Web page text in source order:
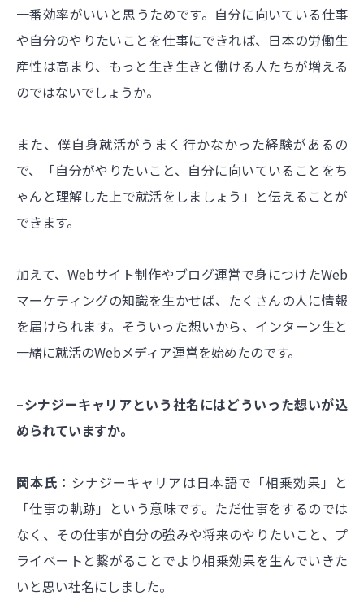
一番効率がいいと思うためです。自分に向いている仕事
や自分のやりたいことを仕事にできれば、日本の労働生
産性は高まり、もっと生き生きと働ける人たちが増える
のではないでしょうか。
また、僕自身就活がうまく行かなかった経験があるの
で、「自分がやりたいこと、自分に向いていることをち
ゃんと理解した上で就活をしましょう」と伝えることが
できます。
加えて、Webサイト制作やブログ運営で身につけたWeb
マーケティングの知識を生かせば、たくさんの人に情報
を届けられます。そういった想いから、インターン生と
一緒に就活のWebメディア運営を始めたのです。
–シナジーキャリアという社名にはどういった想いが込
められていますか。
岡本氏： シナジーキャリアは日本語で「相乗効果」と
「仕事の軌跡」という意味です。ただ仕事をするのでは
なく、その仕事が自分の強みや将来のやりたいこと、プ
ライベートと繋がることでより相乗効果を生んでいきた
いと思い社名にしました。